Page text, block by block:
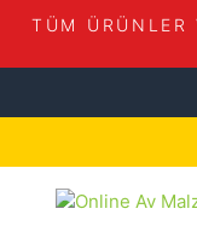
TÜM